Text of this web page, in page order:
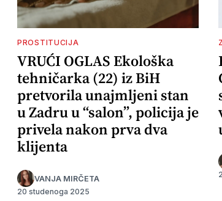
PROSTITUCIJA
VRUĆI OGLAS Ekološka
tehničarka (22) iz BiH
pretvorila unajmljeni stan
u Zadru u “salon”, policija je
privela nakon prva dva
klijenta
VANJA MIRČETA
20 studenoga 2025